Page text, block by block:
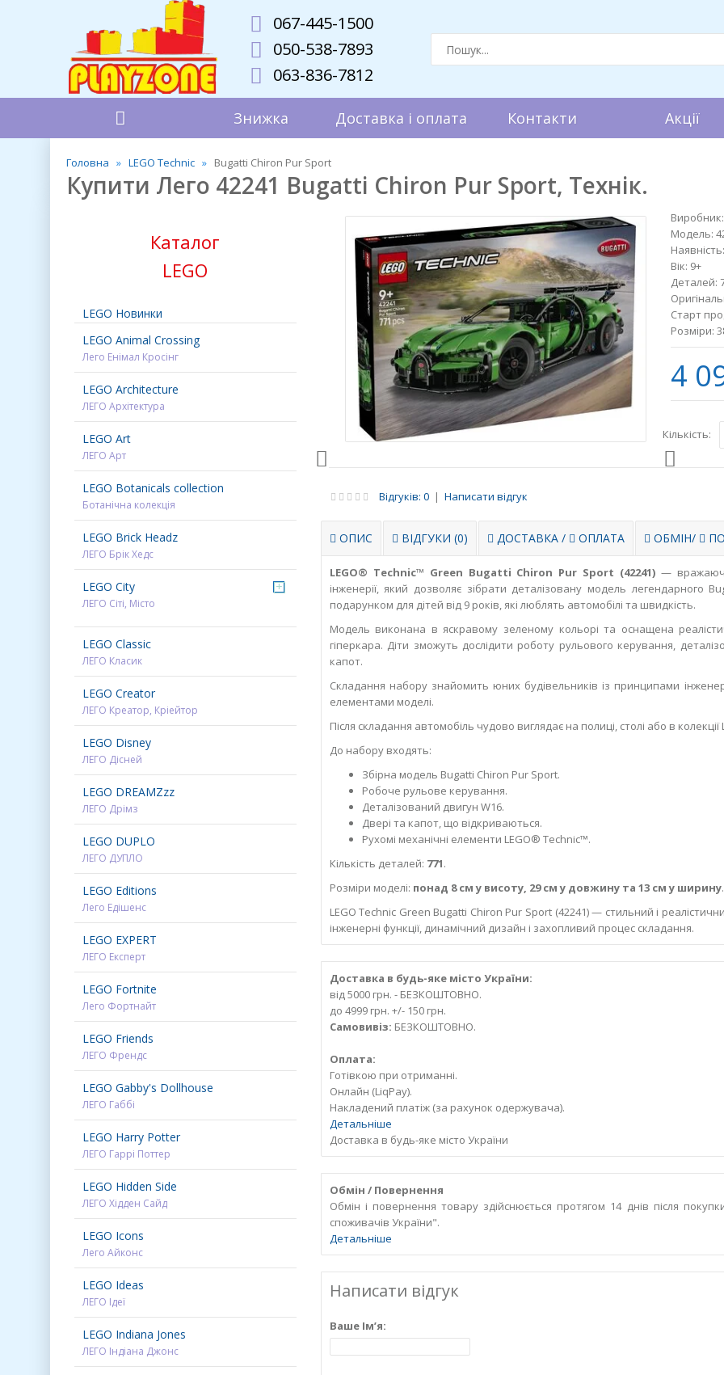
067-445-1500
050-538-7893
063-836-7812
Знижка Доставка і оплата Контакти Акції
Головна LEGO Technic Bugatti Chiron Pur Sport
Купити Лего 42241 Bugatti Chiron Pur Sport, Технік.
Каталог
LEGO
LEGO Новинки
LEGO Animal Crossing
Лего Енімал Кросінг
LEGO Architecture
ЛЕГО Архітектура
LEGO Art
ЛЕГО Арт
LEGO Botanicals collection
Ботанічна колекція
LEGO Brick Headz
ЛЕГО Брік Хедс
LEGO City
ЛЕГО Сіті, Місто
+
LEGO Classic
ЛЕГО Класик
LEGO Creator
ЛЕГО Креатор, Кріейтор
LEGO Disney
ЛЕГО Дісней
LEGO DREAMZzz
ЛЕГО Дрімз
LEGO DUPLO
ЛЕГО ДУПЛО
LEGO Editions
Лего Едішенс
LEGO EXPERT
ЛЕГО Експерт
LEGO Fortnite
Лего Фортнайт
LEGO Friends
ЛЕГО Френдс
LEGO Gabby's Dollhouse
ЛЕГО Габбі
LEGO Harry Potter
ЛЕГО Гаррі Поттер
LEGO Hidden Side
ЛЕГО Хідден Сайд
LEGO Icons
Лего Айконс
LEGO Ideas
ЛЕГО Ідеї
LEGO Indiana Jones
ЛЕГО Індіана Джонс
Виробник:
Модель:
Наявність:
Вік: 9+
Деталей:
Старт
Розміри:
4
Кількість:
Відгуків: 0| Написати відгук
ОПИС ВІДГУКИ (0) ДОСТАВКА/ ОПЛАТА ОБМІН/
LEGO® Technic™ Green Bugatti Chiron Pur Sport (42241) —
інженерії, який дозволяє зібрати деталізовану модель легендарного
подарунком для дітей від 9 років, які люблять автомобілі та швидкість.
Модель виконана в яскравому зеленому кольорі та оснащена
гіперкара. Діти зможуть дослідити роботу рульового керування,
капот.
Складання набору знайомить юних будівельників із принципами
елементами моделі.
Після складання автомобіль чудово виглядає на полиці, столі або в колекції
До набору входять:
Збірна модель Bugatti Chiron Pur Sport.
Робоче рульове керування.
Деталізований двигун W16.
Двері та капот, що відкриваються.
Рухомі механічні елементи LEGO® Technic™.
Кількість деталей: 771.
Розміри моделі: понад 8 см у висоту, 29 см у довжину та 13 см у ширину.
LEGO Technic Green Bugatti Chiron Pur Sport (42241) — стильний і
інженерні функції, динамічний дизайн і захопливий процес складання.
Доставка в будь-яке місто України:
від 5000 грн. - БЕЗКОШТОВНО.
до 4999 грн. +/- 150 грн.
Самовивіз: БЕЗКОШТОВНО.
Оплата:
Готівкою при отриманні.
Онлайн (LiqPay).
Накладений платіж (за рахунок одержувача).
Детальніше
Доставка в будь-яке місто України
Обмін / Повернення
Обмін і повернення товару здійснюється протягом 14 днів після
споживачів України".
Детальніше
Написати відгук
Ваше Ім’я: